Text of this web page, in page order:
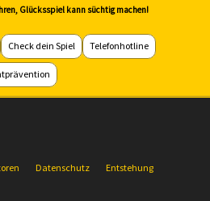
Glücksspiel kann süchtig machen!
Check dein Spiel Telefonhotline
Datenschutz
Entstehung